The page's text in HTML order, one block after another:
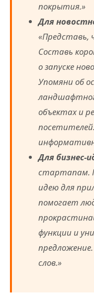
покрытия.»
Для
Составь
о запуске
Упомяни об
объектах и
Для бизнес-
стартапам.
идею для
помогает
функции и
предложение.
слов.»